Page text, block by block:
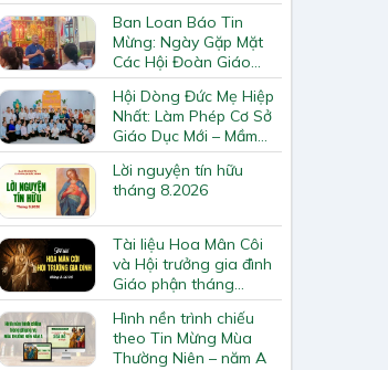
Ban Loan Báo Tin
Mừng: Ngày Gặp Mặt
Các Hội Đoàn Giáo
Hạt Bắc Giang
Hội Dòng Đức Mẹ Hiệp
Nhất: Làm Phép Cơ Sở
Giáo Dục Mới – Mầm
Non Thiên Ân
Lời nguyện tín hữu
tháng 8.2026
Tài liệu Hoa Mân Côi
và Hội trưởng gia đình
Giáo phận tháng
8.2026
Hình nền trình chiếu
theo Tin Mừng Mùa
Thường Niên – năm A